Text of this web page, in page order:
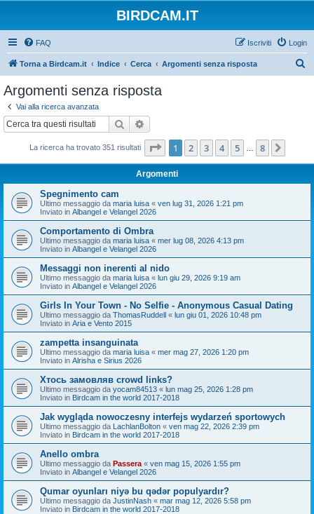
BIRDCAM.IT
FAQ Login
Iscriviti
Torna a Birdcam.it Indice Cerca Argomenti senza risposta
Argomenti senza risposta
Vai alla ricerca avanzata
Cerca
La ricerca ha trovato 351 risultati Pagina di
1 2 3 4 5 8
Argomenti
Spegnimento cam
Ultimo messaggio da maria luisa « ven lug 31, 2026 1:21 pm
Inviato in Albangel e Velangel 2026
Comportamento di Ombra
Ultimo messaggio da maria luisa « mer lug 08, 2026 4:13 pm
Inviato in Albangel e Velangel 2026
Messaggi non inerenti al nido
Ultimo messaggio da maria luisa « lun giu 29, 2026 9:19 am
Inviato in Albangel e Velangel 2026
Girls In Your Town - No Selfie - Anonymous Casual Dating
Ultimo messaggio da ThomasRuddell « lun giu 01, 2026 10:48 pm
Inviato in Aria e Vento 2015
zampetta insanguinata
Ultimo messaggio da maria luisa « mer mag 27, 2026 1:20 pm
Inviato in Alrisha e Sirius 2026
Хтось замовляв crowd links?
Ultimo messaggio da yocam84513 « lun mag 25, 2026 1:28 pm
Inviato in Birdcam in the world 2017-2018
Jak wygląda nowoczesny interfejs wydarzeń sportowych
Ultimo messaggio da LachlanBolton « ven mag 22, 2026 2:39 pm
Inviato in Birdcam in the world 2017-2018
Anello ombra
Ultimo messaggio da Passera « ven mag 15, 2026 1:55 pm
Inviato in Albangel e Velangel 2026
Qumar oyunları niyə bu qədər populyardır?
Ultimo messaggio da JustinNash « mar mag 12, 2026 5:58 pm
Inviato in Birdcam in the world 2017-2018